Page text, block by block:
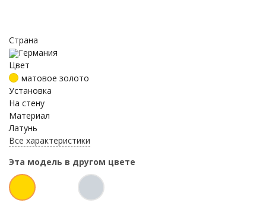
Страна
Германия
Цвет
матовое золото
Установка
На стену
Материал
Латунь
Все характеристики
Эта модель в другом цвете